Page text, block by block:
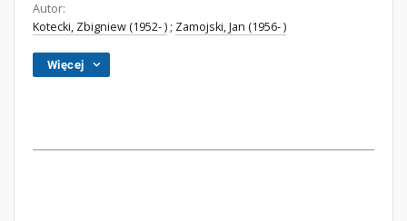
Autor:
Kotecki, Zbigniew (1952- ) ; Zamojski, Jan (1956- )
Więcej